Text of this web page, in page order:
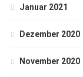
Januar 2021
Dezember 2020
November 2020